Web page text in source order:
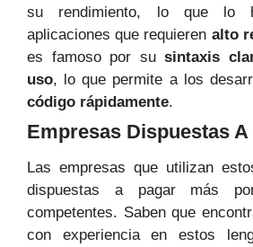
su rendimiento, lo que lo
aplicaciones que requieren alto
es famoso por su sintaxis
uso, lo que permite a los
código rápidamente.
Empresas Dispuestas A
Las empresas que utilizan
dispuestas a pagar más por
competentes. Saben que
con experiencia en estos